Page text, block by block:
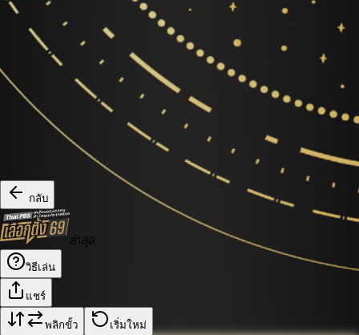
กลับ
ล่าสุด
วิธีเล่น
แชร์
พลิกขั้ว เริ่มใหม่